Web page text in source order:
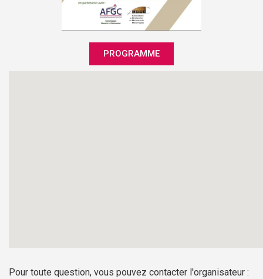
PROGRAMME
Pour toute question, vous pouvez contacter l'organisateur :